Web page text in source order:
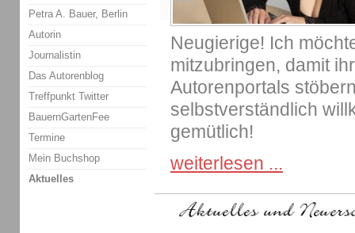
Neugierige! Ich
mitzubringen, damit
Autorenportals
selbstverständlich
gemütlich!
weiterlesen ...
Petra A. Bauer, Berlin
Autorin
Journalistin
Das Autorenblog
Treffpunkt Twitter
BauernGartenFee
Termine
Mein Buchshop
Aktuelles